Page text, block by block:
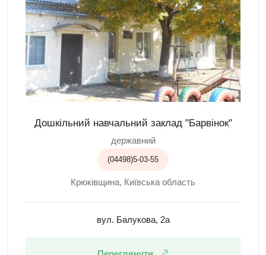
Дошкільний навчальний заклад "Барвінок"
державний
(04498)5-03-55
Крюківщина, Київська область
вул. Балукова, 2а